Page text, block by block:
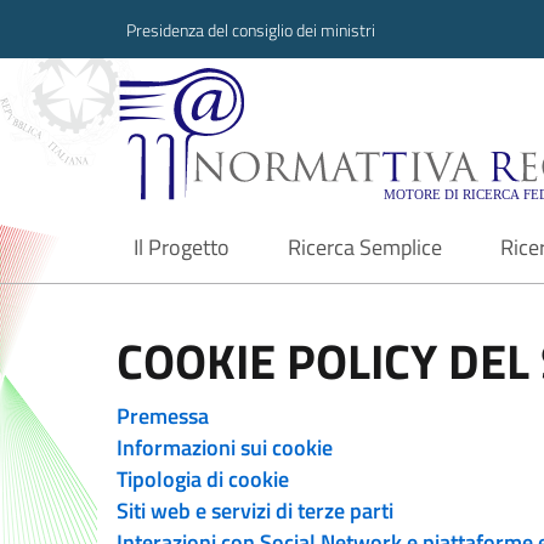
Presidenza del consiglio dei ministri
Normattiva
Il Progetto
current Ricerca Semplice
COOKIE POLICY
Premessa
Informazioni sui cookie
Tipologia di cookie
Siti web e servizi di terze parti